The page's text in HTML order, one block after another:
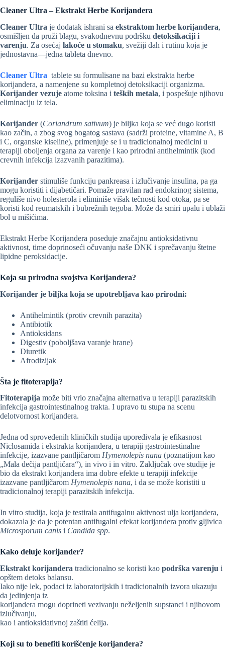
Cleaner Ultra – Ekstrakt Herbe Korijandera
Cleaner Ultra je dodatak ishrani sa ekstraktom herbe korijandera,
osmišljen da pruži blagu, svakodnevnu podršku detoksikaciji i
varenju. Za osećaj lakoće u stomaku, svežiji dah i rutinu koja je
jednostavna—jedna tableta dnevno.
Cleaner Ultra tablete su formulisane na bazi ekstrakta herbe
korijandera, a namenjene su kompletnoj detoksikaciji organizma.
Korijander vezuje atome toksina i teških metala, i pospešuje njihovu
eliminaciju iz tela.
Korijander (Coriandrum sativum) je biljka koja se već dugo koristi
kao začin, a zbog svog bogatog sastava (sadrži proteine, vitamine A, B
i C, organske kiseline), primenjuje se i u tradicionalnoj medicini u
terapiji oboljenja organa za varenje i kao prirodni antihelmintik (kod
crevnih infekcija izazvanih parazitima).
Korijander stimuliše funkciju pankreasa i izlučivanje insulina, pa ga
mogu koristiti i dijabetičari. Pomaže pravilan rad endokrinog sistema,
reguliše nivo holesterola i eliminiše višak tečnosti kod otoka, pa se
koristi kod reumatskih i bubrežnih tegoba. Može da smiri upalu i ublaži
bol u mišićima.
Ekstrakt Herbe Korijandera poseduje značajnu antioksidativnu
aktivnost, time doprinoseći očuvanju naše DNK i sprečavanju štetne
lipidne peroksidacije.
Koja su prirodna svojstva Korijandera?
Korijander je biljka koja se upotrebljava kao prirodni:
Antihelmintik (protiv crevnih parazita)
Antibiotik
Antioksidans
Digestiv (poboljšava varanje hrane)
Diuretik
Afrodizijak
Šta je fitoterapija?
Fitoterapija može biti vrlo značajna alternativa u terapiji parazitskih
infekcija gastrointestinalnog trakta. I upravo tu stupa na scenu
delotvornost korijandera.
Jedna od sprovedenih kliničkih studija upoređivala je efikasnost
Niclosamida i ekstrakta korijandera, u terapiji gastrointestinalne
infekcije, izazvane pantljičarom Hymenolepis nana (poznatijom kao
„Mala dečija pantljičara“), in vivo i in vitro. Zaključak ove studije je
bio da ekstrakt korijandera ima dobre efekte u terapiji infekcije
izazvane pantljičarom Hymenolepis nana, i da se može koristiti u
tradicionalnoj terapiji parazitskih infekcija.
In vitro studija, koja je testirala antifugalnu aktivnost ulja korijandera,
dokazala je da je potentan antifugalni efekat korijandera protiv gljivica
Microsporum canis i Candida spp.
Kako deluje korijander?
Ekstrakt korijandera tradicionalno se koristi kao podrška varenju i
opštem detoks balansu.
Iako nije lek, podaci iz laboratorijskih i tradicionalnih izvora ukazuju
da jedinjenja iz
korijandera mogu doprineti vezivanju neželjenih supstanci i njihovom
izlučivanju,
kao i antioksidativnoj zaštiti ćelija.
Koji su to benefiti korišćenje korijandera?